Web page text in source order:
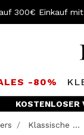
300€ Einkauf
-80%
KOSTENLOSER
Klassische ...